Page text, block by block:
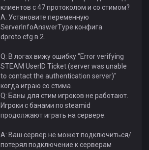
клиентов с 47 протоколом и со стимом?
A: Установите переменную
ServerInfoAnswerType конфига
dproto.cfg в 2.
Q: В логах вижу ошибку "Error verifying
STEAM UserID Ticket (server was unable
to contact the authentication server)"
когда играю со стима.
Q: Баны для стим игроков не работают.
Игроки с банами по steamid
продолжают играть на сервере.
A: Ваш сервер не может подключиться/
потерял подключение к серверам